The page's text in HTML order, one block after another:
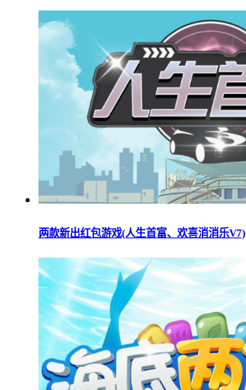
两款新出红包游戏(人生首富、欢喜消消乐V7)